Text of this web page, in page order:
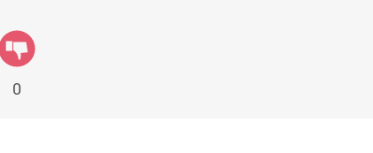
0